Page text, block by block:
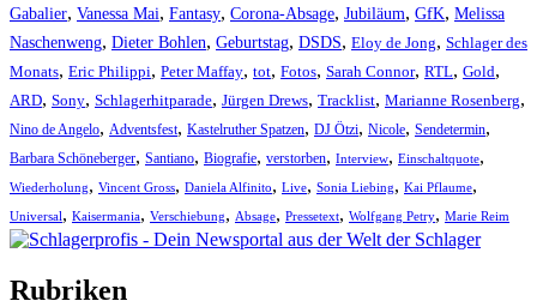
Gabalier, Vanessa Mai, Fantasy, Corona-Absage, Jubiläum, GfK, Melissa
Naschenweng, Dieter Bohlen, Geburtstag, DSDS, Eloy de Jong, Schlager des
Monats, Eric Philippi, Peter Maffay, tot, Fotos, Sarah Connor, RTL, Gold,
ARD, Sony, Schlagerhitparade, Jürgen Drews, Tracklist, Marianne Rosenberg,
Nino de Angelo, Adventsfest, Kastelruther Spatzen, DJ Ötzi, Nicole, Sendetermin,
Barbara Schöneberger, Santiano, Biografie, verstorben, Interview, Einschaltquote,
Wiederholung, Vincent Gross, Daniela Alfinito, Live, Sonia Liebing, Kai Pflaume,
Universal, Kaisermania, Verschiebung, Absage, Pressetext, Wolfgang Petry, Marie Reim
Rubriken